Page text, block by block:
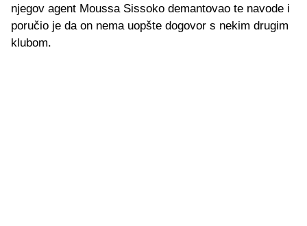
njegov agent Moussa Sissoko demantovao te navode i
poručio je da on nema uopšte dogovor s nekim drugim
klubom.